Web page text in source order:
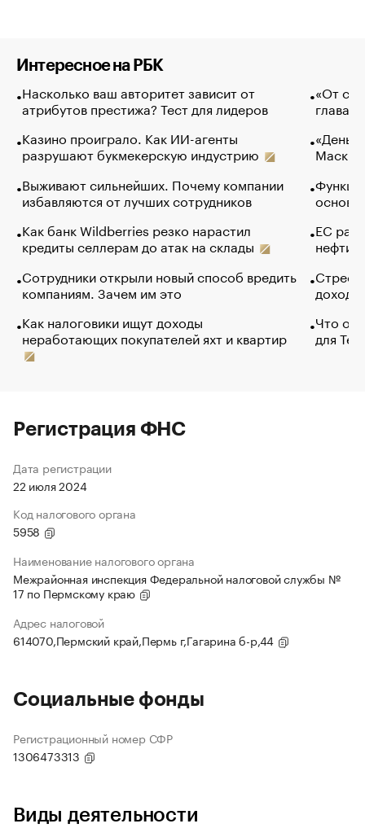
Интересное на РБК
Насколько ваш авторитет зависит от
атрибутов престижа? Тест для лидеров
Казино проиграло. Как ИИ-агенты
разрушают букмекерскую индустрию
Выживают сильнейших. Почему компании
избавляются от лучших сотрудников
Как банк Wildberries резко нарастил
кредиты селлерам до атак на склады
Сотрудники открыли новый способ вредить
компаниям. Зачем им это
Как налоговики ищут доходы
неработающих покупателей яхт и квартир
«От
глава
Маск в
основ
ЕС
нефти
Что
для
Регистрация ФНС
Дата регистрации
22 июля 2024
Код налогового органа
5958
Наименование налогового органа
Межрайонная инспекция Федеральной налоговой службы №
17 по Пермскому краю
Адрес налоговой
614070,Пермский край,Пермь г,Гагарина б-р,44
Социальные фонды
Регистрационный номер СФР
1306473313
Виды деятельности